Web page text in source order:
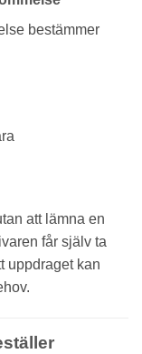
bestämmer
att lämna en
får själv ta
uppdraget kan